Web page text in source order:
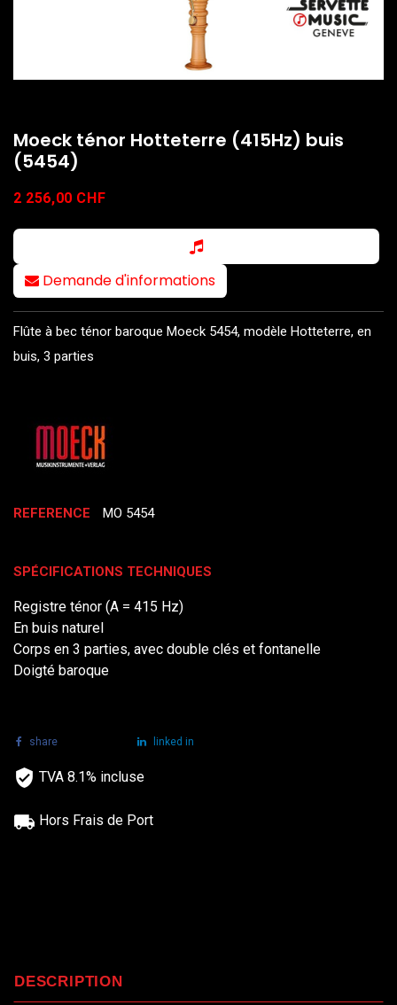
Moeck ténor Hotteterre (415Hz) buis
(5454)
2 256,00 CHF
Demande d'informations
Flûte à bec ténor baroque Moeck 5454, modèle Hotteterre, en
buis, 3 parties
REFERENCE MO 5454
SPÉCIFICATIONS TECHNIQUES
Registre ténor (A = 415 Hz)
En buis naturel
Corps en 3 parties, avec double clés et fontanelle
Doigté baroque
share linked in
TVA 8.1% incluse
Hors Frais de Port
DESCRIPTION